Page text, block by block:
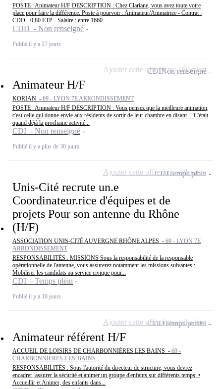
POSTE : Animateur H/F DESCRIPTION : Chez Clariane, vous avez toute votre
place pour faire la différence. Poste à pourvoir : Animateur/Animatrice - Contrat :
CDD - 0,80 ETP - Salaire : entre 1660...
CDD - Non renseigné
Publié il y a 27 jours
Animateur H/F
KORIAN - 69 - LYON 7E ARRONDISSEMENT
POSTE : Animateur H/F DESCRIPTION : Vous pensez que la meilleure animation,
c'est celle qui donne envie aux résidents de sortir de leur chambre en disant : "C'était
quand déjà la prochaine activité...
CDI - Non renseigné
Publié il y a plus de 30 jours
CDINon renseigné
Ajouter cette offre à ma sélection
Unis-Cité recrute un.e
Coordinateur.rice d'équipes et de
projets Pour son antenne du Rhône
(H/F)
ASSOCIATION UNIS-CITÉ AUVERGNE RHÔNE ALPES - 69 - LYON 7E
ARRONDISSEMENT
RESPONSABILITÉS : MISSIONS Sous la responsabilité de la responsable
opérationnelle de l'antenne, vous assurerez notamment les missions suivantes :
Mobiliser les candidats au service civique pour...
CDI - Temps plein
Publié il y a 10 jours
CDITemps plein
Ajouter cette offre à ma sélection
Animateur référent H/F
ACCUEIL DE LOISIRS DE CHARBONNIÈRES LES BAINS - 69 -
CHARBONNIÈRES-LES-BAINS
RESPONSABILITÉS : Sous l'autorité du directeur de structure, vous devrez
encadrer, assurer la sécurité et animer un groupe d'enfants sur différents temps. •
Accueillir et Animer, des enfants dans...
CDDTemps partiel
Ajouter cette offre à ma sélection